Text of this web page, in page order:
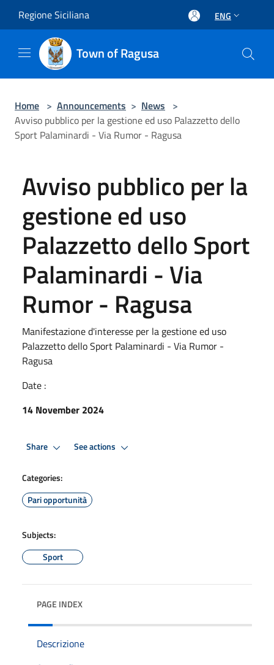
Regione Siciliana ENG
Town of Ragusa
Home > Announcements > News >
Avviso pubblico per la gestione ed uso Palazzetto dello
Sport Palaminardi - Via Rumor - Ragusa
Avviso pubblico per la
gestione ed uso
Palazzetto dello Sport
Palaminardi - Via
Rumor - Ragusa
Manifestazione d'interesse per la gestione ed uso
Palazzetto dello Sport Palaminardi - Via Rumor -
Ragusa
Date :
14 November 2024
Share See actions
Categories:
Pari opportunità
Subjects:
Sport
PAGE INDEX
Descrizione